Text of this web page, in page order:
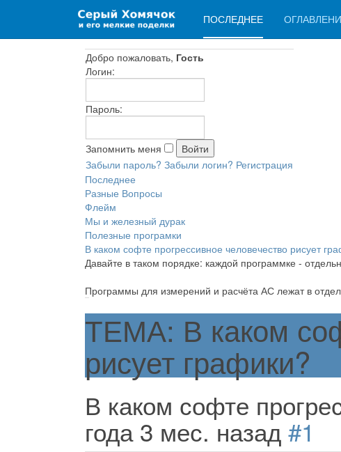
ПОСЛЕДНЕЕ
Добро пожаловать, Гость
Логин:
Пароль:
Запомнить меня
Забыли пароль? Забыли логин? Регистрация
Последнее
Разные Вопросы
Флейм
Мы и железный дурак
Полезные програмки
В каком софте прогрессивное человечество рисует
Давайте в таком порядке: каждой программке -
Программы для измерений и расчёта АС лежат в
ТЕМА: В каком
рисует графики?
В каком софте
года 3 мес. назад #1